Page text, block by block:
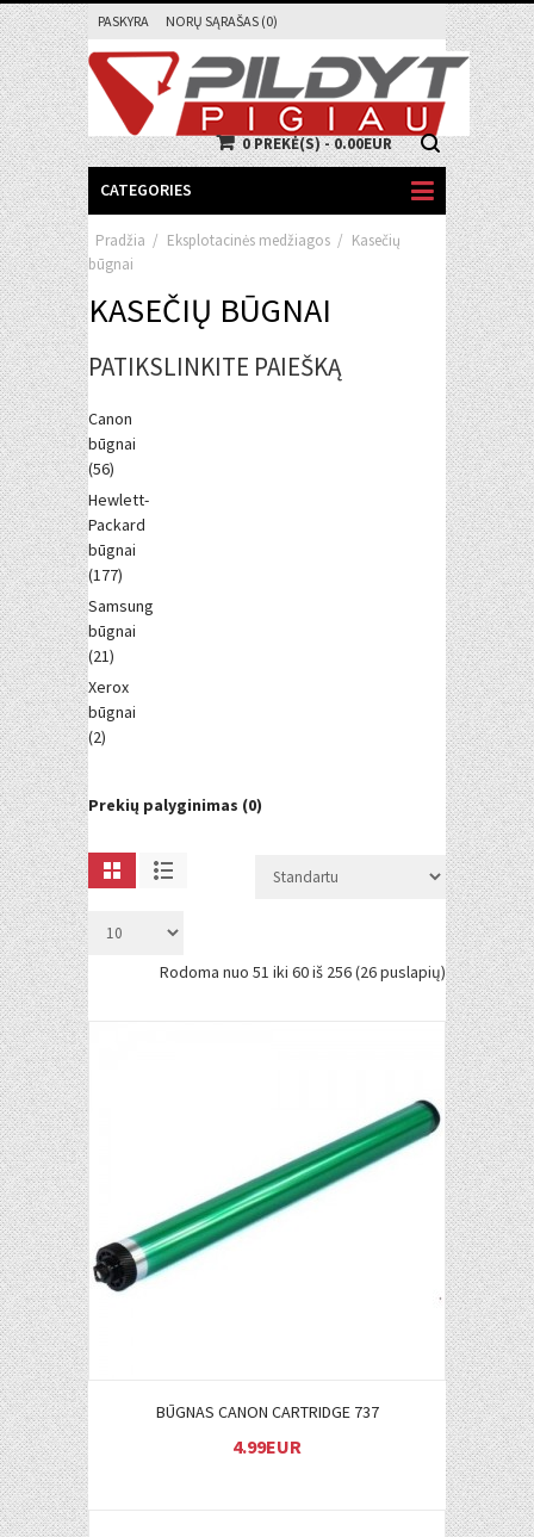
PASKYRA NORŲ SĄRAŠAS (0)
0 PREKĖ(S) - 0.00EUR
CATEGORIES
Pradžia / Eksplotacinės medžiagos / Kasečių
būgnai
KASEČIŲ BŪGNAI
PATIKSLINKITE PAIEŠKĄ
Canon
būgnai
(56)
Hewlett-
Packard
būgnai
(177)
Samsung
būgnai
(21)
Xerox
būgnai
(2)
Prekių palyginimas (0)
Rodoma nuo 51 iki 60 iš 256 (26 puslapių)
Į KREPŠELĮ
BŪGNAS CANON CARTRIDGE 737
4.99EUR